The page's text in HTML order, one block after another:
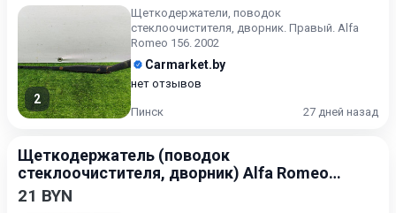
2
Щеткодержатели, поводок
стеклоочистителя, дворник. Правый. Alfa
Romeo 156. 2002
Carmarket.by
нет отзывов
Пинск 27 дней назад
Щеткодержатель (поводок
стеклоочистителя, дворник) Alfa Romeo
156 1997-2002 2.0
21 BYN